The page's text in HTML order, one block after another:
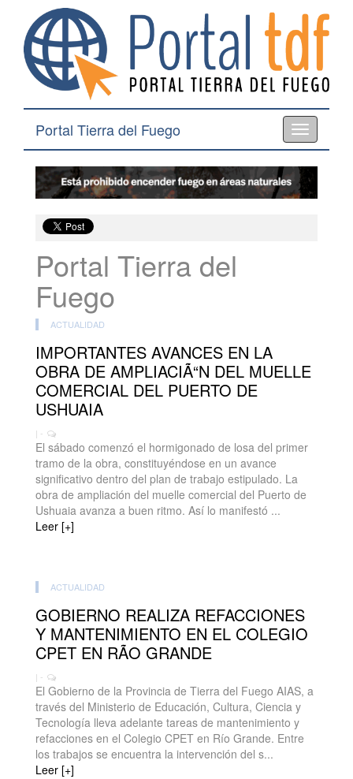
Toggle
navigation
Portal Tierra del Fuego
Portal Tierra del
Fuego
ACTUALIDAD
IMPORTANTES AVANCES EN LA
OBRA DE AMPLIACIÃ“N DEL MUELLE
COMERCIAL DEL PUERTO DE
USHUAIA
| -
El sábado comenzó el hormigonado de losa del primer
tramo de la obra, constituyéndose en un avance
significativo dentro del plan de trabajo estipulado. La
obra de ampliación del muelle comercial del Puerto de
Ushuaia avanza a buen ritmo. Así lo manifestó ...
Leer [+]
ACTUALIDAD
GOBIERNO REALIZA REFACCIONES
Y MANTENIMIENTO EN EL COLEGIO
CPET EN RÃO GRANDE
| -
El Gobierno de la Provincia de Tierra del Fuego AIAS, a
través del Ministerio de Educación, Cultura, Ciencia y
Tecnología lleva adelante tareas de mantenimiento y
refacciones en el Colegio CPET en Río Grande. Entre
los trabajos se encuentra la intervención del s...
Leer [+]